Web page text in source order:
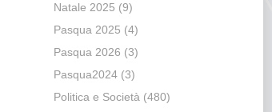
Natale 2025 (9)
Pasqua 2025 (4)
Pasqua 2026 (3)
Pasqua2024(3)
Politica e Società (480)